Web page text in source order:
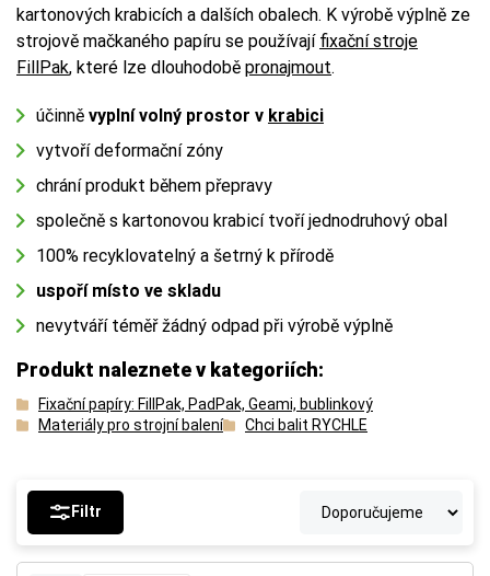
kartonových krabicích a dalších obalech. K výrobě výplně ze
strojově mačkaného papíru se používají fixační stroje
FillPak, které lze dlouhodobě pronajmout.
účinně vyplní volný prostor v krabici
vytvoří deformační zóny
chrání produkt během přepravy
společně s kartonovou krabicí tvoří jednodruhový obal
100% recyklovatelný a šetrný k přírodě
uspoří místo ve skladu
nevytváří téměř žádný odpad při výrobě výplně
Produkt naleznete v kategoriích:
Fixační papíry: FillPak, PadPak, Geami, bublinkový
Materiály pro strojní balení
Chci balit RYCHLE
Filtr